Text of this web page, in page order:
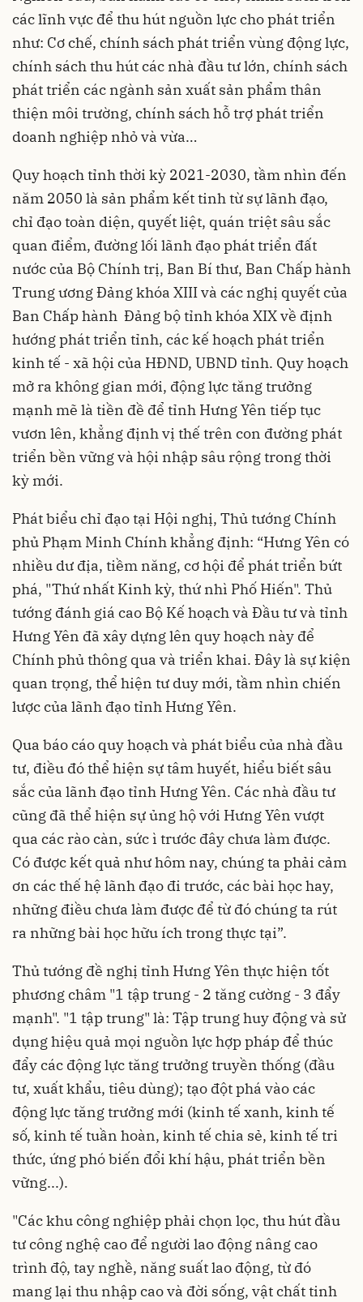
các lĩnh vực để thu hút nguồn lực cho phát triển
như: Cơ chế, chính sách phát triển vùng động lực,
chính sách thu hút các nhà đầu tư lớn, chính sách
phát triển các ngành sản xuất sản phẩm thân
thiện môi trường, chính sách hỗ trợ phát triển
doanh nghiệp nhỏ và vừa…
Quy hoạch tỉnh thời kỳ 2021-2030, tầm nhìn đến
năm 2050 là sản phẩm kết tinh từ sự lãnh đạo,
chỉ đạo toàn diện, quyết liệt, quán triệt sâu sắc
quan điểm, đường lối lãnh đạo phát triển đất
nước của Bộ Chính trị, Ban Bí thư, Ban Chấp hành
Trung ương Đảng khóa XIII và các nghị quyết của
Ban Chấp hành Đảng bộ tỉnh khóa XIX về định
hướng phát triển tỉnh, các kế hoạch phát triển
kinh tế - xã hội của HĐND, UBND tỉnh. Quy hoạch
mở ra không gian mới, động lực tăng trưởng
mạnh mẽ là tiền đề để tỉnh Hưng Yên tiếp tục
vươn lên, khẳng định vị thế trên con đường phát
triển bền vững và hội nhập sâu rộng trong thời
kỳ mới.
Phát biểu chỉ đạo tại Hội nghị, Thủ tướng Chính
phủ Phạm Minh Chính khẳng định: “Hưng Yên có
nhiều dư địa, tiềm năng, cơ hội để phát triển bứt
phá, "Thứ nhất Kinh kỳ, thứ nhì Phố Hiến". Thủ
tướng đánh giá cao Bộ Kế hoạch và Đầu tư và tỉnh
Hưng Yên đã xây dựng lên quy hoạch này để
Chính phủ thông qua và triển khai. Đây là sự kiện
quan trọng, thể hiện tư duy mới, tầm nhìn chiến
lược của lãnh đạo tỉnh Hưng Yên.
Qua báo cáo quy hoạch và phát biểu của nhà đầu
tư, điều đó thể hiện sự tâm huyết, hiểu biết sâu
sắc của lãnh đạo tỉnh Hưng Yên. Các nhà đầu tư
cũng đã thể hiện sự ủng hộ với Hưng Yên vượt
qua các rào càn, sức ì trước đây chưa làm được.
Có được kết quả như hôm nay, chúng ta phải cảm
ơn các thế hệ lãnh đạo đi trước, các bài học hay,
những điều chưa làm được để từ đó chúng ta rút
ra những bài học hữu ích trong thực tại”.
Thủ tướng đề nghị tỉnh Hưng Yên thực hiện tốt
phương châm "1 tập trung - 2 tăng cường - 3 đẩy
mạnh". "1 tập trung" là: Tập trung huy động và sử
dụng hiệu quả mọi nguồn lực hợp pháp để thúc
đẩy các động lực tăng trưởng truyền thống (đầu
tư, xuất khẩu, tiêu dùng); tạo đột phá vào các
động lực tăng trưởng mới (kinh tế xanh, kinh tế
số, kinh tế tuần hoàn, kinh tế chia sẻ, kinh tế tri
thức, ứng phó biến đổi khí hậu, phát triển bền
vững...).
"Các khu công nghiệp phải chọn lọc, thu hút đầu
tưcông nghệ cao để người lao động nâng cao
trình độ, tay nghề, năng suất lao động, từ đó
mang lại thu nhập cao và đời sống, vật chất tinh